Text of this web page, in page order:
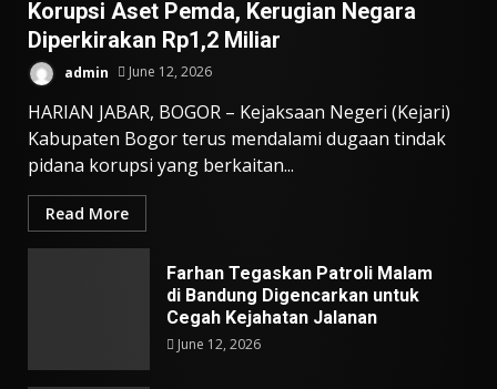
Korupsi Aset Pemda, Kerugian Negara
Diperkirakan Rp1,2 Miliar
admin June 12, 2026
HARIAN JABAR, BOGOR – Kejaksaan Negeri (Kejari)
Kabupaten Bogor terus mendalami dugaan tindak
pidana korupsi yang berkaitan...
Read More
Farhan Tegaskan Patroli Malam
di Bandung Digencarkan untuk
Cegah Kejahatan Jalanan
June 12, 2026